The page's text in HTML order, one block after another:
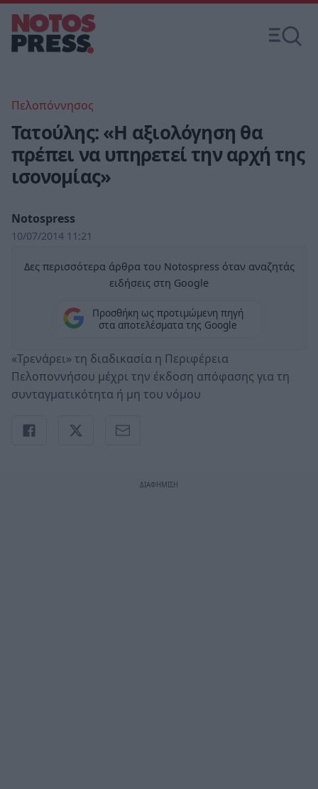
Πελοπόννησος
Τατούλης: «Η αξιολόγηση θα
πρέπει να υπηρετεί την αρχή της
ισονομίας»
Notospress
10/07/2014 11:21
Δες περισσότερα άρθρα του Notospress όταν αναζητάς
ειδήσεις στη Google
Προσθήκη ως προτιμώμενη πηγή
στα αποτελέσματα της Google
«Τρενάρει» τη διαδικασία η Περιφέρεια
Πελοποννήσου μέχρι την έκδοση απόφασης για τη
συνταγματικότητα ή μη του νόμου